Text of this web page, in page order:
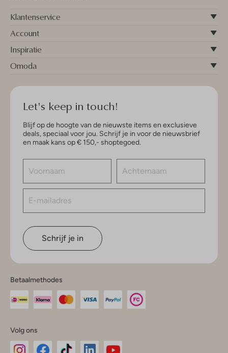
Klantenservice
Account
Inspiratie
Omoda
Let's keep in touch!
Blijf op de hoogte van de nieuwste items en exclusieve
deals, speciaal voor jou. Schrijf je in voor de nieuwsbrief
en maak kans op € 150,- shoptegoed.
Schrijf je in
Betaalmethodes
Volg ons